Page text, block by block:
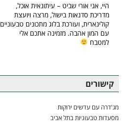
היי, אני אורי שביט – עיתונאית אוכל,
מדריכת סדנאות בישול, מרצה ויועצת
קולינארית, ועורכת בלוג מתכונים טבעוניים
עם המון אהבה. מזמינה אתכם אלי
למטבח
קישורים
מג'דרה עם עדשים ירוקות
מסעדות טבעוניות בתל אביב